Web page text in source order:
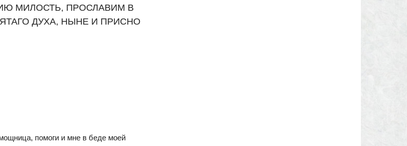
МИЛОСТЬ, ПРОСЛАВИМ В
ДУХА, НЫНЕ И ПРИСНО
помоги и мне в беде моей